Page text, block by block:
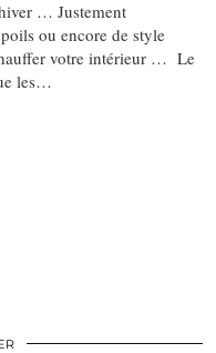
… Justement
ou encore de style
votre intérieur … Le
les…